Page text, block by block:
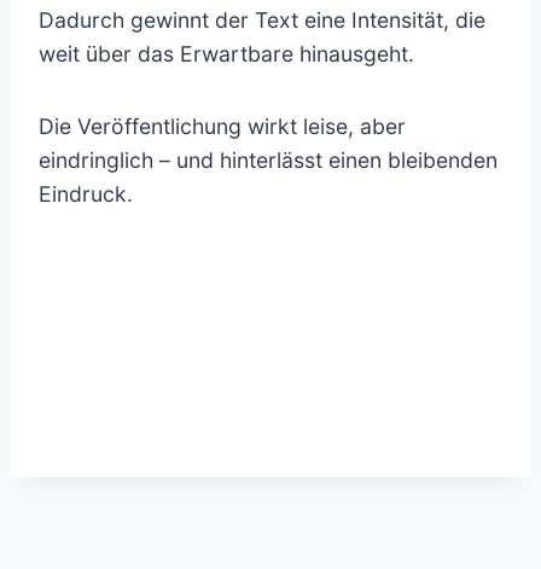
Dadurch gewinnt der Text eine Intensität, die
weit über das Erwartbare hinausgeht.
Die Veröffentlichung wirkt leise, aber
eindringlich – und hinterlässt einen bleibenden
Eindruck.